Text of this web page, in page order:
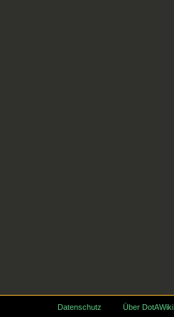
Datenschutz Über DotAWiki